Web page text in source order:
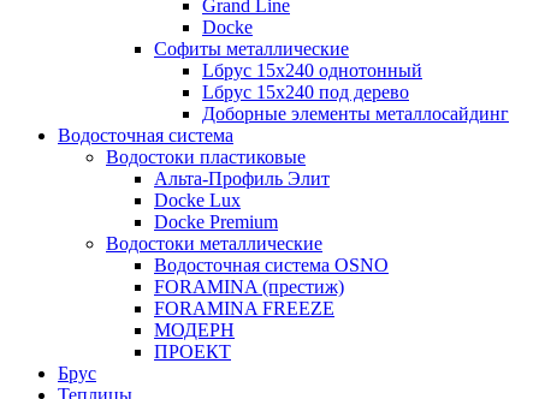
Grand Line
Docke
Софиты металлические
Lбрус 15x240 однотонный
Lбрус 15x240 под дерево
Доборные элементы металлосайдинг
Водосточная система
Водостоки пластиковые
Альта-Профиль Элит
Docke Lux
Docke Premium
Водостоки металлические
Водосточная система OSNO
FORAMINA (престиж)
FORAMINA FREEZE
МОДЕРН
ПРОЕКТ
Брус
Теплицы